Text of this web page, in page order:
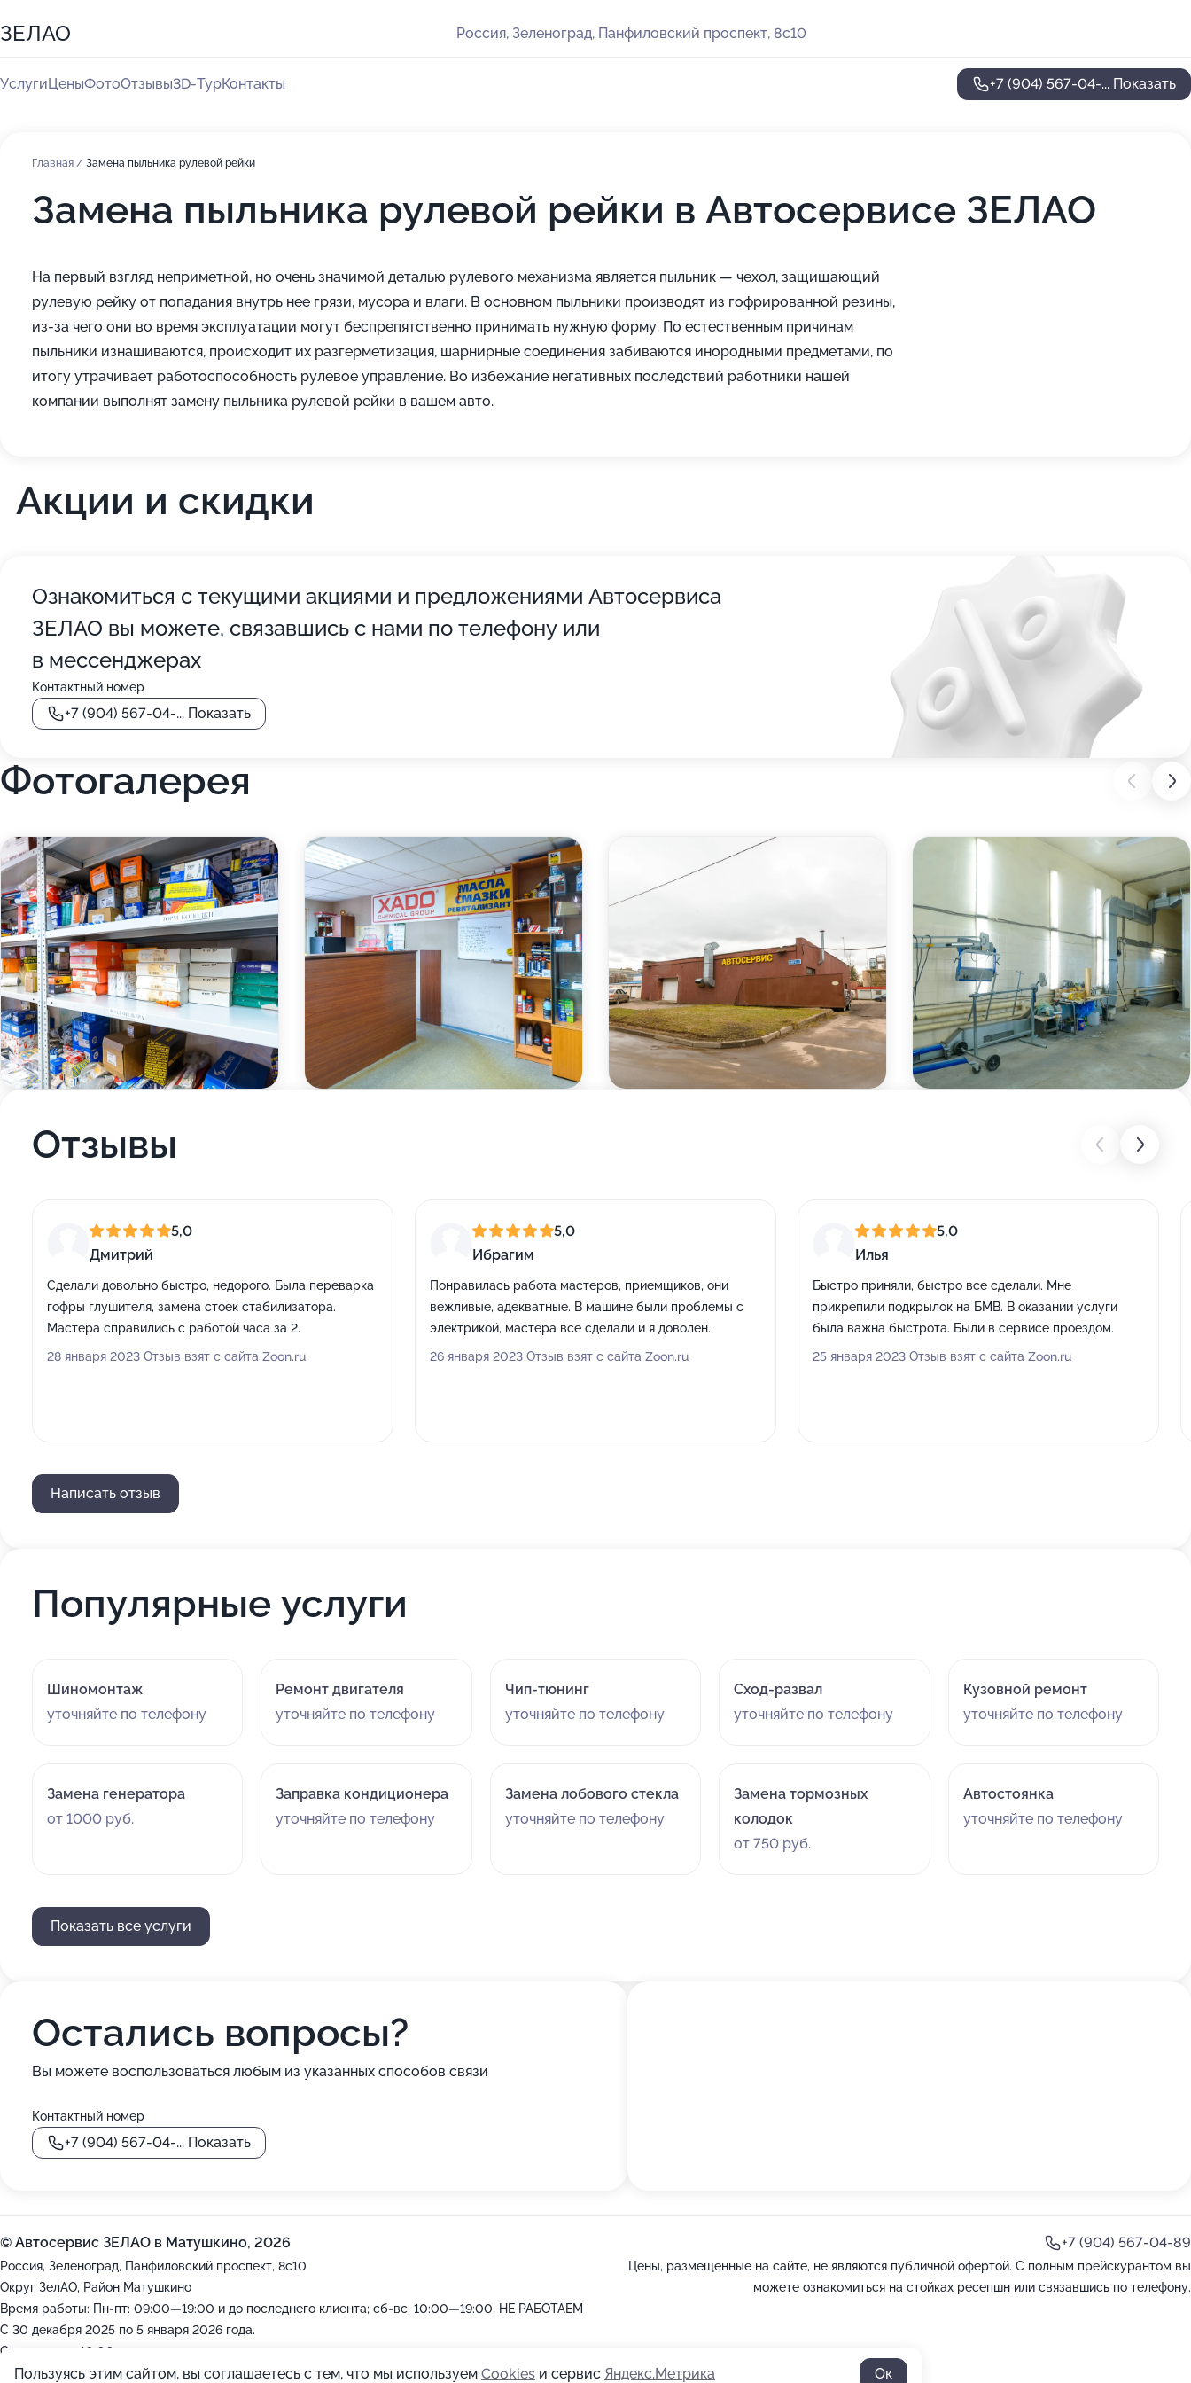
ЗЕЛАО Россия, Зеленоград, Панфиловский проспект, 8с10
УслугиЦеныФотоОтзывы3D-ТурКонтакты +7 (904) 567-04-... Показать
Главная / Замена пыльника рулевой рейки
Замена пыльника рулевой рейки в Автосервисе ЗЕЛАО
На первый взгляд неприметной, но очень значимой деталью рулевого механизма является пыльник — чехол, защищающий
рулевую рейку от попадания внутрь нее грязи, мусора и влаги. В основном пыльники производят из гофрированной резины,
из-за чего они во время эксплуатации могут беспрепятственно принимать нужную форму. По естественным причинам
пыльники изнашиваются, происходит их разгерметизация, шарнирные соединения забиваются инородными предметами, по
итогу утрачивает работоспособность рулевое управление. Во избежание негативных последствий работники нашей
компании выполнят замену пыльника рулевой рейки в вашем авто.
Акции и скидки
Ознакомиться с текущими акциями и предложениями Автосервиса
ЗЕЛАО вы можете, связавшись с нами по телефону или
в мессенджерах
Контактный номер
+7 (904) 567-04-... Показать
Фотогалерея
Отзывы
5,0
Дмитрий
Сделали довольно быстро, недорого. Была переварка
гофры глушителя, замена стоек стабилизатора.
Мастера справились с работой часа за 2.
28 января 2023 Отзыв взят с сайта Zoon.ru
5,0
Ибрагим
Понравилась работа мастеров, приемщиков, они
вежливые, адекватные. В машине были проблемы с
электрикой, мастера все сделали и я доволен.
26 января 2023 Отзыв взят с сайта Zoon.ru
5,0
Илья
Быстро приняли, быстро все сделали. Мне
прикрепили подкрылок на БМВ. В оказании услуги
была важна быстрота. Были в сервисе проездом.
25 января 2023 Отзыв взят с сайта Zoon.ru
Написать отзыв
Популярные услуги
Шиномонтаж
уточняйте по телефону
Ремонт двигателя
уточняйте по телефону
Чип-тюнинг
уточняйте по телефону
Сход-развал
уточняйте по телефону
Кузовной ремонт
уточняйте по телефону
Замена генератора
от 1000 руб.
Заправка кондиционера
уточняйте по телефону
Замена лобового стекла
уточняйте по телефону
Замена тормозных
колодок
от 750 руб.
Автостоянка
уточняйте по телефону
Показать все услуги
Остались вопросы?
Вы можете воспользоваться любым из указанных способов связи
Контактный номер
+7 (904) 567-04-... Показать
© Автосервис ЗЕЛАО в Матушкино, 2026
Россия, Зеленоград, Панфиловский проспект, 8с10
Округ ЗелАО, Район Матушкино
Время работы: Пн-пт: 09:00—19:00 и до последнего клиента; сб-вс: 10:00—19:00; НЕ РАБОТАЕМ
С 30 декабря 2025 по 5 января 2026 года.
Откроемся в 10:00
+7 (904) 567-04-89
Цены, размещенные на сайте, не являются публичной офертой. С полным прейскурантом вы
можете ознакомиться на стойках ресепшн или связавшись по телефону.
Пользуясь этим сайтом, вы соглашаетесь с тем, что мы используем Cookies и сервис Яндекс.Метрика Ок